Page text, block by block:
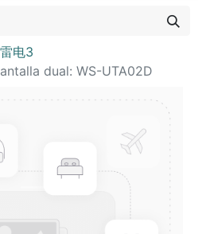
雷电3
dual: WS-UTA02D